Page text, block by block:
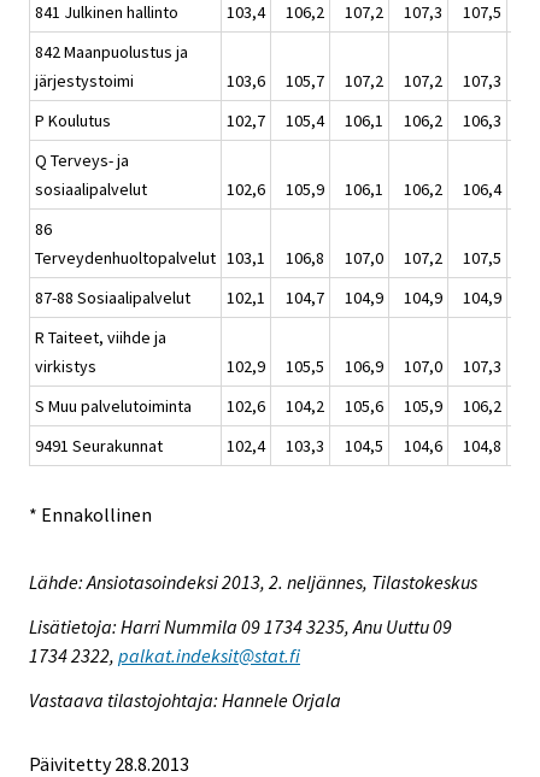
841 Julkinen hallinto
103,4 106,2 107,2 107,3 107,5
842 Maanpuolustus ja
järjestystoimi
103,6 105,7 107,2 107,2 107,3
P Koulutus
102,7 105,4 106,1 106,2 106,3
Q Terveys- ja
sosiaalipalvelut
102,6 105,9 106,1 106,2 106,4
86
Terveydenhuoltopalvelut 103,1 106,8 107,0 107,2 107,5
87-88 Sosiaalipalvelut
102,1 104,7 104,9 104,9 104,9
R Taiteet, viihde ja
virkistys
102,9 105,5 106,9 107,0 107,3
S Muu palvelutoiminta
102,6 104,2 105,6 105,9 106,2
9491 Seurakunnat
102,4 103,3 104,5 104,6 104,8
* Ennakollinen
Lähde: Ansiotasoindeksi 2013, 2. neljännes, Tilastokeskus
Lisätietoja: Harri Nummila 09 1734 3235, Anu Uuttu 09
1734 2322, palkat.indeksit@stat.fi
Vastaava tilastojohtaja: Hannele Orjala
Päivitetty 28.8.2013